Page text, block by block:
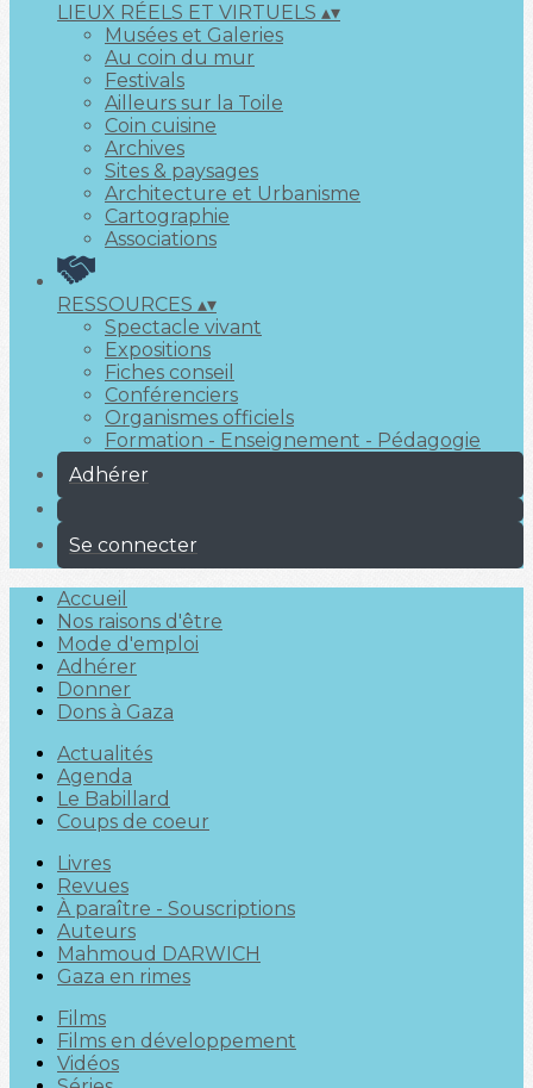
LIEUX RÉELS ET VIRTUELS ▴▾
Musées et Galeries
Au coin du mur
Festivals
Ailleurs sur la Toile
Coin cuisine
Archives
Sites & paysages
Architecture et Urbanisme
Cartographie
Associations
RESSOURCES ▴▾
Spectacle vivant
Expositions
Fiches conseil
Conférenciers
Organismes officiels
Formation - Enseignement - Pédagogie
Adhérer
Se connecter
Accueil
Nos raisons d'être
Mode d'emploi
Adhérer
Donner
Dons à Gaza
Actualités
Agenda
Le Babillard
Coups de coeur
Livres
Revues
À paraître - Souscriptions
Auteurs
Mahmoud DARWICH
Gaza en rimes
Films
Films en développement
Vidéos